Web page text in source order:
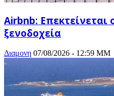
Airbnb: Επεκτείνεται
ξενοδοχεία
Διαμονη 07/08/2026 - 12:59 ΜΜ